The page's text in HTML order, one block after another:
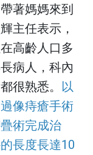
著媽媽來到
主任表示，
高齡人口多
病人，科內
很熟悉。 以
像痔瘡手術
術完成治
長度長達10